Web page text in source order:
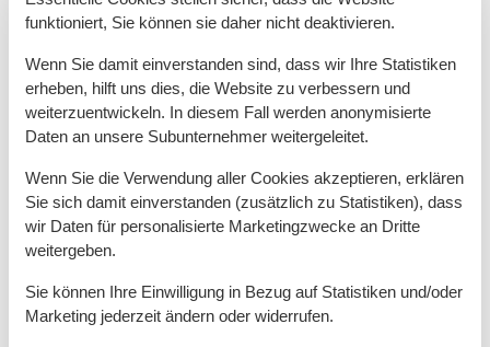
Doppelbett - Size: 151-180 cm
Einzelcouch - variable size
Gesamte Ausstattung
Allg. Ausstattung
Kurabgabefrei
Wäschetrockner
Allgemein
Abstellraum
funktioniert, Sie können sie daher nicht deaktivieren.
Wenn Sie damit einverstanden sind, dass wir Ihre Statistiken
erheben, hilft uns dies, die Website zu verbessern und
weiterzuentwickeln. In diesem Fall werden anonymisierte
Daten an unsere Subunternehmer weitergeleitet.
Wenn Sie die Verwendung aller Cookies akzeptieren, erklären
Sie sich damit einverstanden (zusätzlich zu Statistiken), dass
wir Daten für personalisierte Marketingzwecke an Dritte
weitergeben.
Sie können Ihre Einwilligung in Bezug auf Statistiken und/oder
Marketing jederzeit ändern oder widerrufen.